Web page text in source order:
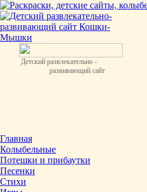
Детский развлекательно -
развивающий сайт
Главная
Колыбельные
Потешки и прибаутки
Песенки
Стихи